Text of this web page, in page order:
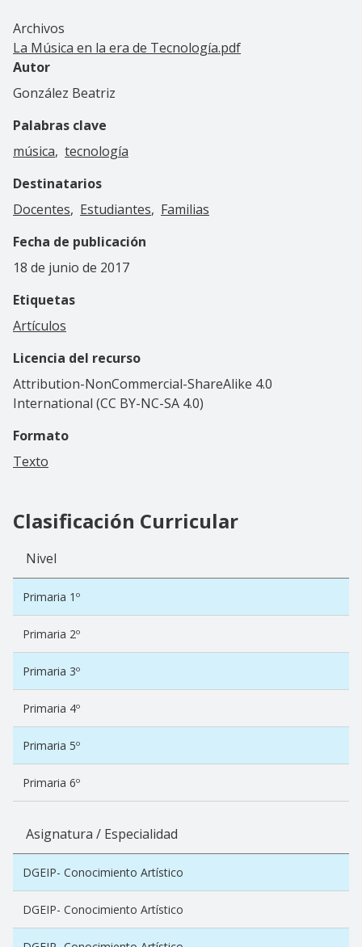
Archivos
La Música en la era de Tecnología.pdf
Autor
González Beatriz
Palabras clave
música tecnología
Destinatarios
Docentes
Estudiantes
Familias
Fecha de publicación
18 de junio de 2017
Etiquetas
Artículos
Licencia del recurso
Attribution-NonCommercial-ShareAlike 4.0
International (CC BY-NC-SA 4.0)
Formato
Texto
Clasificación Curricular
Nivel
Primaria 1º
Primaria 2º
Primaria 3º
Primaria 4º
Primaria 5º
Primaria 6º
Asignatura / Especialidad
DGEIP- Conocimiento Artístico
DGEIP- Conocimiento Artístico